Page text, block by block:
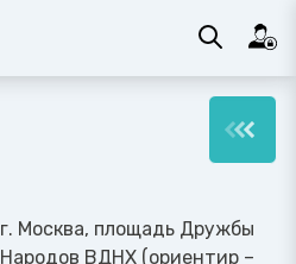
г. Москва, площадь Дружбы
Народов ВДНХ (ориентир –